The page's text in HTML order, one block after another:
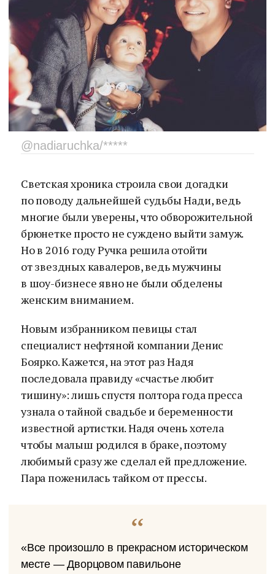
@nadiaruchka/*****
Светская хроника строила свои догадки
по поводу дальнейшей судьбы Нади, ведь
многие были уверены, что обворожительной
брюнетке просто не суждено выйти замуж.
Но в 2016 году Ручка решила отойти
от звездных кавалеров, ведь мужчины
в шоу-бизнесе явно не были обделены
женским вниманием.
Новым избранником певицы стал
специалист нефтяной компании Денис
Боярко. Кажется, на этот раз Надя
последовала правиду «счастье любит
тишину»: лишь спустя полтора года пресса
узнала о тайной свадьбе и беременности
известной артистки. Надя очень хотела
чтобы малыш родился в браке, поэтому
любимый сразу же сделал ей предложение.
Пара поженилась тайком от прессы.
«Все произошло в прекрасном историческом
месте — Дворцовом павильоне